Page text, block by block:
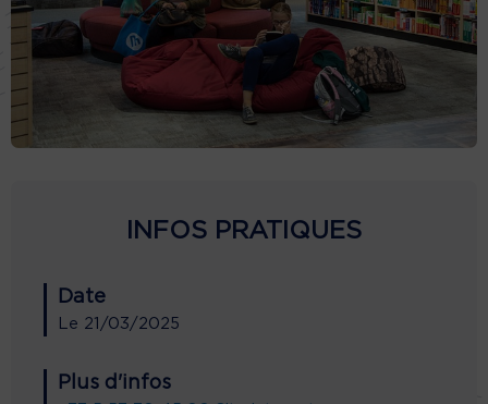
INFOS PRATIQUES
Date
Le 21/03/2025
Plus d'infos